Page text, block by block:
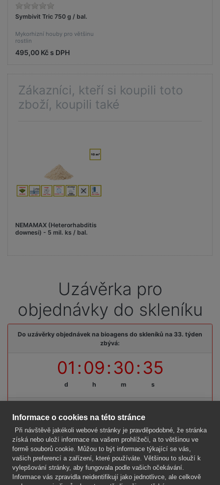
Symbivit Tric 750 g / bal.
Mykorhizní houby pro většinu
rostlin
495,00 Kč s DPH
Zákazníci, kteří si koupili toto
zboží, koupili také
NEMAMAX (Heterorhabditis
downesi) - 5 mil. ks / bal.
Uzávěrka pro
objednávky do skleníku
Do uzávěrky objednávek na bioagens do skleníků na 33. týden
zbývá:
01
d
:09
h
:30
m
:35
s
Firma
Vše o nákupu
Informace o cookies na této stránce
Při návštěvě jakékoli webové stránky je pravděpodobné, že stránka
získá nebo uloží informace na vašem prohlížeči, a to většinou ve
formě souborů cookie. Můžou to být informace týkající se vás,
vašich preferencí a zařízení, které používáte. Většinou to slouží k
vylepšování stránky, aby fungovala podle vašich očekávání.
Informace vás zpravidla neidentifikují jako jednotlivce, ale celkově